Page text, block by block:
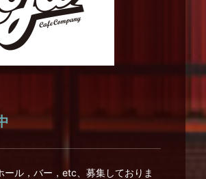
ール，バー，etc、募集しておりま